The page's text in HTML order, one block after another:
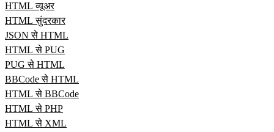
HTML व्यूअर
HTML सुंदरकार
JSON से HTML
HTML से PUG
PUG से HTML
BBCode से HTML
HTML से BBCode
HTML से PHP
HTML से XML